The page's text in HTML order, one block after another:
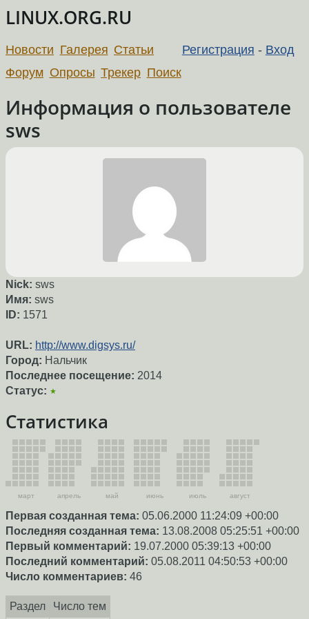
LINUX.ORG.RU
Регистрация - Вход
Новости Галерея Статьи
Форум Опросы Трекер Поиск
Информация о пользователе
sws
Nick: sws
Имя: sws
ID: 1571
URL: http://www.digsys.ru/
Город: Нальчик
Последнее посещение: 2014
Статус: ★
Статистика
март апрель май июнь июль август
Первая созданная тема: 05.06.2000 11:24:09 +00:00
Последняя созданная тема: 13.08.2008 05:25:51 +00:00
Первый комментарий: 19.07.2000 05:39:13 +00:00
Последний комментарий: 05.08.2011 04:50:53 +00:00
Число комментариев: 46
Раздел Число тем